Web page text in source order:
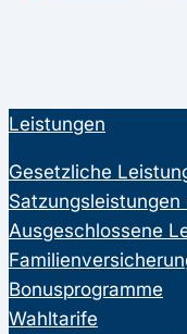
Leistungen
Gesetzliche
Ausgeschlossene
Bonusprogramme
Wahltarife